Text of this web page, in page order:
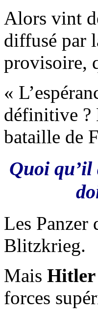
Alors vint
diffusé par
provisoire,
«
définitive ?
bataille de
Quoi
Les Panzer
Blitzkrieg.
Mais Hitler
forces